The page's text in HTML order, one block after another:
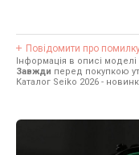
Повідомити про
Інформація в описі
Завжди перед покупкою
Каталог Seiko 2026 -